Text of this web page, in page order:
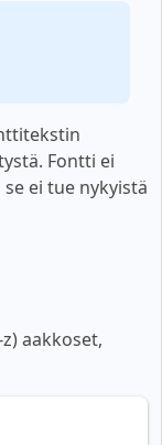
Fontti ei
ei tue nykyistä
aakkoset,